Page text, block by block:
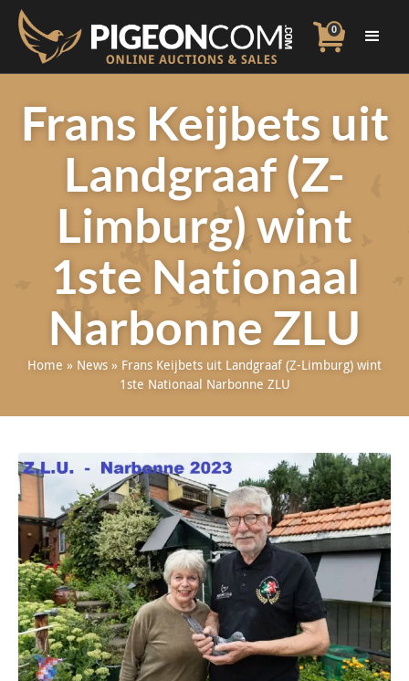
0
Frans Keijbets uit
Landgraaf (Z-
Limburg) wint
1ste Nationaal
Narbonne ZLU
Home » News » Frans Keijbets uit Landgraaf (Z-Limburg) wint
1ste Nationaal Narbonne ZLU